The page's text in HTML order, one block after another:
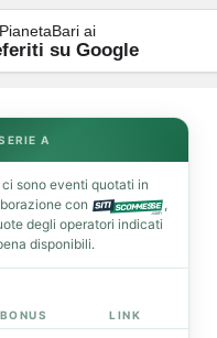
ai
su Google
A
sono eventi quotati in
con
,
degli operatori indicati
disponibili.
BONUS LINK